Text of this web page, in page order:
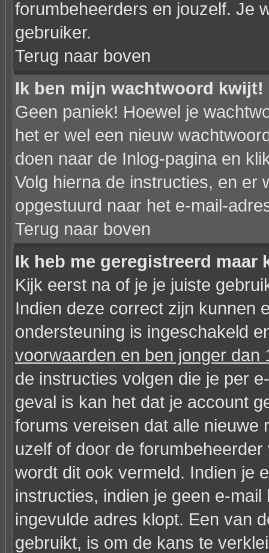
forumbeheerders en jouzelf. Je
gebruiker.
Terug naar boven
Ik ben mijn wachtwoord kwijt!
Geen paniek! Hoewel je
het er wel een nieuw
doen naar de Inlog-pagina en
Volg hierna de instructies, en er
opgestuurd naar het e-mail-
Terug naar boven
Ik heb me geregistreerd maar
Kijk eerst na of je je juiste
Indien deze correct zijn kunnen
ondersteuning is ingeschakeld
voorwaarden en ben jonger dan
de instructies volgen die je per
geval is kan het dat je account
forums vereisen dat alle nieuwe
uzelf of door de
wordt dit ook vermeld. Indien je
instructies, indien je geen e-
ingevulde adres klopt. Een van
gebruikt, is om de kans te